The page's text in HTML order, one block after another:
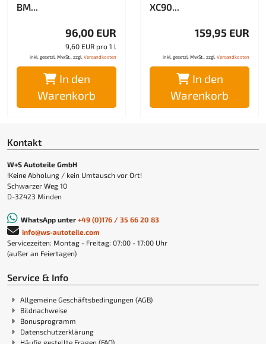
BM...
96,00 EUR
9,60 EUR pro 1 l
inkl. gesetzl. MwSt., zzgl. Versandkosten
In den
Warenkorb
XC90...
159,95 EUR
inkl. gesetzl. MwSt., zzgl. Versandkosten
In den
Warenkorb
Kontakt
W+S Autoteile GmbH
!Keine Abholung / kein Umtausch vor Ort!
Schwarzer Weg 10
D-32423 Minden
WhatsApp unter +49 (0)176 / 35 66 20 83
info@ws-autoteile.com
Servicezeiten: Montag - Freitag: 07:00 - 17:00 Uhr
(außer an Feiertagen)
Service & Info
Allgemeine Geschäftsbedingungen (AGB)
Bildnachweise
Bonusprogramm
Datenschutzerklärung
Häufig gestellte Fragen (FAQ)